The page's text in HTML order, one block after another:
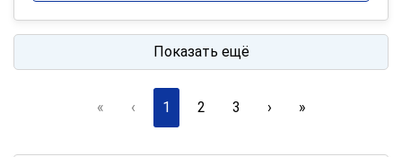
Показать ещё
« ‹ 1 2 3 › »